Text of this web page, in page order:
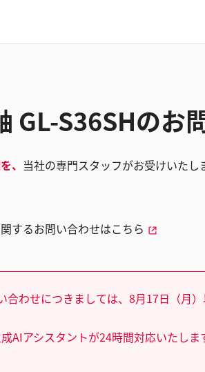
GL-S36SHのお
、 当社の専門スタッフがお受けいたし
するお問い合わせはこちら
わせにつきましては、8月17日（月
AIアシスタントが24時間対応いたしま